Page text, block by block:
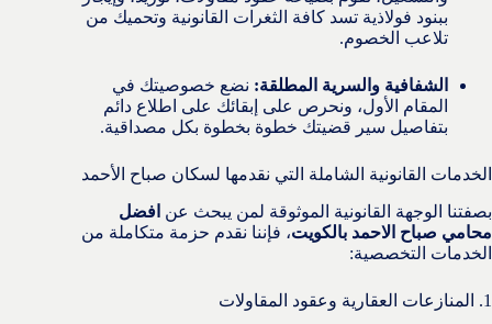
ببنود فولاذية تسد كافة الثغرات القانونية وتحميك من
تلاعب الخصوم.
الشفافية والسرية المطلقة: نضع خصوصيتك في
المقام الأول، ونحرص على إبقائك على اطلاع دائم
بتفاصيل سير قضيتك خطوة بخطوة بكل مصداقية.
الخدمات القانونية الشاملة التي نقدمها لسكان صباح الأحمد
بصفتنا الوجهة القانونية الموثوقة لمن يبحث عن افضل
محامي صباح الاحمد بالكويت، فإننا نقدم حزمة متكاملة من
الخدمات التخصصية:
1. المنازعات العقارية وعقود المقاولات